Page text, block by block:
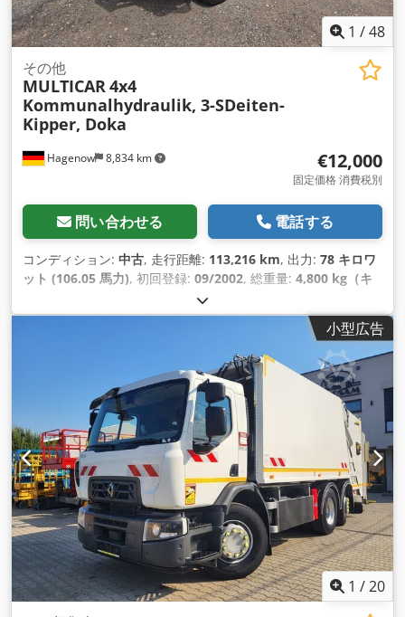
1 /48
Hagenow 8,834 km
その他
MULTICAR 4x4
Kommunalhydraulik, 3-SDeiten-
Kipper, Doka
€12,000
固定価格 消費税別
問い合わせる 電話する
コンディション: 中古, 走行距離: 113,216 km, 出力: 78 キロワ
ット (106.05 馬力), 初回登録: 09/2002, 総重量: 4,800 kg（キ
, 変速方式:
全幅:1,590 mm, 全高:2,370 mm, 座席数:5, 装備:全輪駆動,
小型広告
1 /20